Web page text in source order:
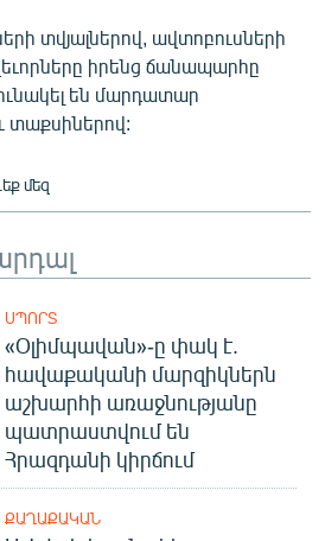
տվյալներով, ավտոբուսների
իրենց ճանապարհը
են մարդատար
տաքսիներով:
մեզ
ՍՊՈՐՏ
«Օլիմպավան»-ը փակ է.
հավաքականի մարզիկներն
աշխարհի առաջնությանը
պատրաստվում են
Հրազդանի կիրճում
ՔԱՂԱՔԱԿԱՆ